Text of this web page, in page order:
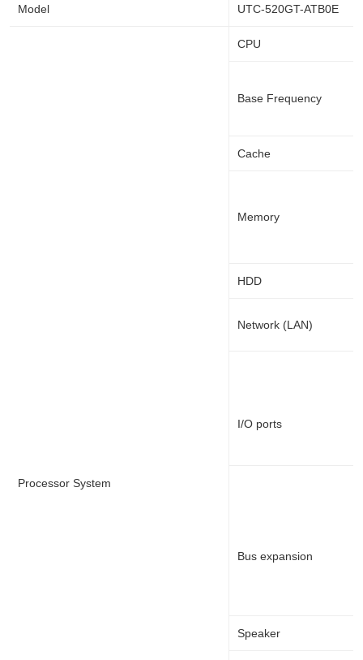
Model UTC-520GT-ATB0E
Processor System
CPU
Base Frequency
Cache
Memory
HDD
Network (LAN)
I/O ports
Bus expansion
Speaker